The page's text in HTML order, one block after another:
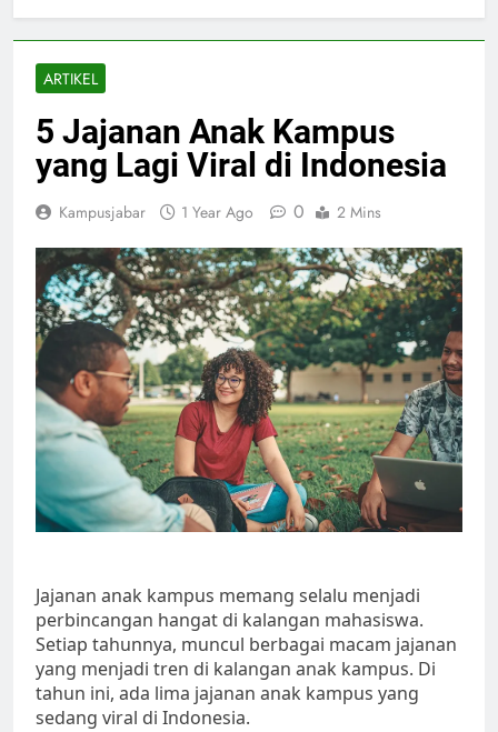
ARTIKEL
5 Jajanan Anak Kampus
yang Lagi Viral di Indonesia
Kampusjabar 1 Year Ago 0 2 Mins
Jajanan anak kampus memang selalu menjadi
perbincangan hangat di kalangan mahasiswa.
Setiap tahunnya, muncul berbagai macam jajanan
yang menjadi tren di kalangan anak kampus. Di
tahun ini, ada lima jajanan anak kampus yang
sedang viral di Indonesia.